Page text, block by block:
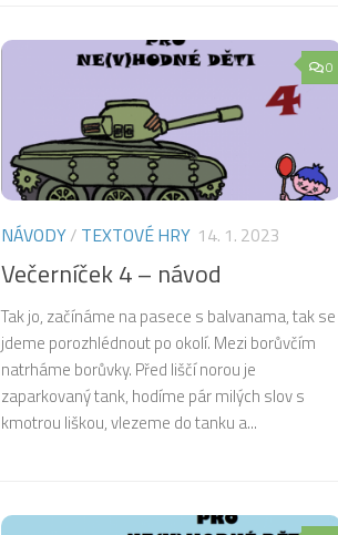
0
NÁVODY/ TEXTOVÉ HRY 14. 1. 2023
Večerníček 4 – návod
Tak jo, začínáme na pasece s balvanama, tak se
jdeme porozhlédnout po okolí. Mezi borůvčím
natrháme borůvky. Před liščí norou je
zaparkovaný tank, hodíme pár milých slov s
kmotrou liškou, vlezeme do tanku a...